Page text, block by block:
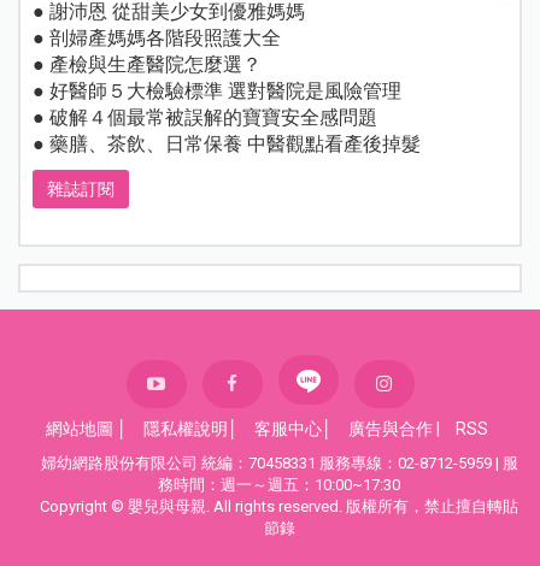
● 謝沛恩 從甜美少女到優雅媽媽
● 剖婦產媽媽各階段照護大全
● 產檢與生產醫院怎麼選？
● 好醫師５大檢驗標準 選對醫院是風險管理
● 破解４個最常被誤解的寶寶安全感問題
● 藥膳、茶飲、日常保養 中醫觀點看產後掉髮
雜誌訂閱
網站地圖 隱私權說明 客服中心 廣告與合作 RSS
婦幼網路股份有限公司 統編：70458331 服務專線：02-8712-5959 | 服
務時間：週一～週五：10:00~17:30
Copyright © 嬰兒與母親. All rights reserved. 版權所有，禁止擅自轉貼
節錄